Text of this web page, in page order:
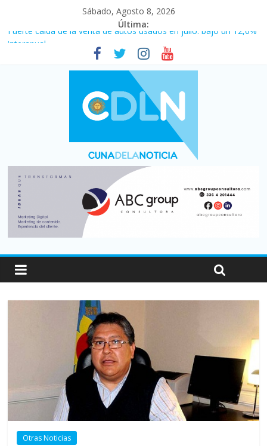
Sábado, Agosto 8, 2026
Última:
Fuerte caída de la venta de autos usados en julio: bajó un 12,6%
Central venció 1 a 0 al River de Coudet en el Monumental
La morosidad alcanzó su nivel más alto en dos décadas y ya
afecta a 400 mil deudores en Santa Fe
Desde que asumió Milei cerraron 41.000 kioscos: el sector
denuncia crisis como en 2001
Vacaciones de invierno con más movimiento y consumo
turístico: 4,6 millones de personas viajaron por el país, un 5,9%
Otras Noticias